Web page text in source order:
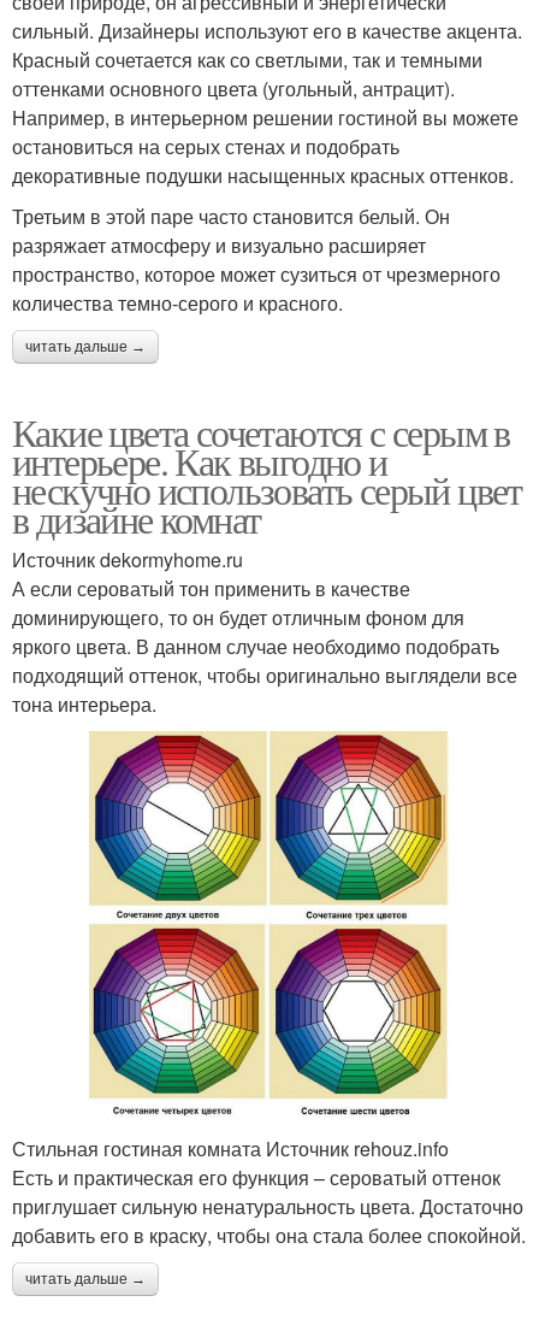
сильный. Дизайнеры используют его в качестве акцента.
Красный сочетается как со светлыми, так и темными
оттенками основного цвета (угольный, антрацит).
Например, в интерьерном решении гостиной вы можете
остановиться на серых стенах и подобрать
декоративные подушки насыщенных красных оттенков.
Третьим в этой паре часто становится белый. Он
разряжает атмосферу и визуально расширяет
пространство, которое может сузиться от чрезмерного
количества темно-серого и красного.
читать дальше →
Какие цвета сочетаются с серым в
интерьере. Как выгодно и
нескучно использовать серый цвет
в дизайне комнат
Источник dekormyhome.ru
А если сероватый тон применить в качестве
доминирующего, то он будет отличным фоном для
яркого цвета. В данном случае необходимо подобрать
подходящий оттенок, чтобы оригинально выглядели все
тона интерьера.
Стильная гостиная комната Источник rehouz.info
Есть и практическая его функция – сероватый оттенок
приглушает сильную ненатуральность цвета. Достаточно
добавить его в краску, чтобы она стала более спокойной.
читать дальше →